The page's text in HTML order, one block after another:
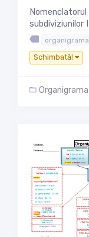
subdiviziunilor
organigrama
Schimbată!
Organigrama